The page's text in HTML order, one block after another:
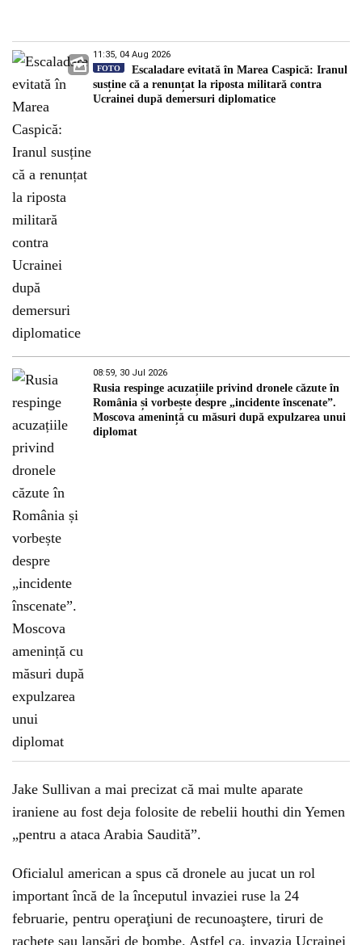
11:35, 04 Aug 2026
FOTO
Escaladare evitată în Marea Caspică: Iranul
susține că a renunțat la riposta militară contra
Ucrainei după demersuri diplomatice
08:59, 30 Jul 2026
Rusia respinge acuzațiile privind dronele căzute în
România și vorbește despre „incidente înscenate”.
Moscova amenință cu măsuri după expulzarea unui
diplomat
Jake Sullivan a mai precizat că mai multe aparate
iraniene au fost deja folosite de rebelii houthi din Yemen
„pentru a ataca Arabia Saudită”.
Oficialul american a spus că dronele au jucat un rol
important încă de la începutul invaziei ruse la 24
februarie, pentru operaţiuni de recunoaştere, tiruri de
rachete sau lansări de bombe. Astfel ca, invazia Ucrainei